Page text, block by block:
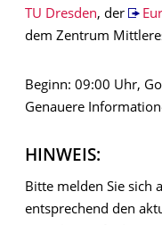
TU Dresden, der
dem Zentrum
Beginn: 09:00 Uhr,
Genauere
HINWEIS:
Bitte melden Sie sich
entsprechend den